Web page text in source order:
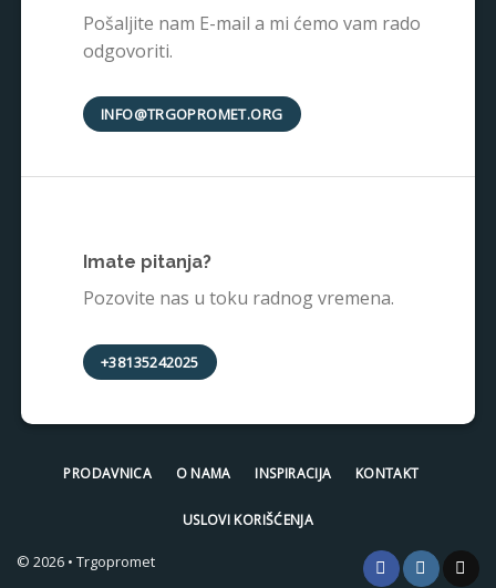
Pošaljite nam E-mail a mi ćemo vam rado
odgovoriti.
INFO@TRGOPROMET.ORG
Imate pitanja?
Pozovite nas u toku radnog vremena.
+38135242025
© 2026 • Trgopromet
PRODAVNICA O NAMA INSPIRACIJA KONTAKT
USLOVI KORIŠĆENJA